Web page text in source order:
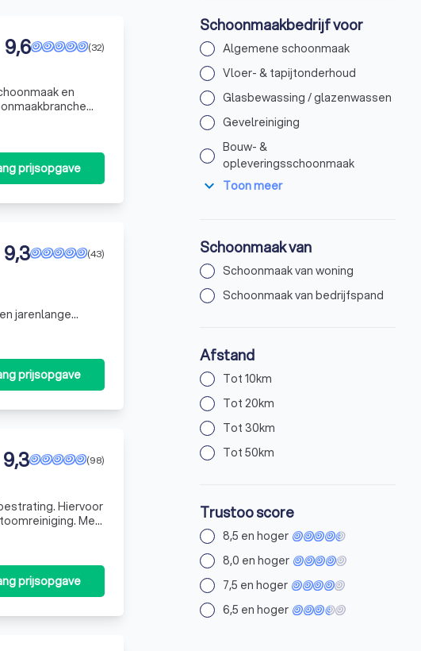
(32)
9,6
en
team van VCA-
prijsopgave
(43)
9,3
prijsopgave
(98)
9,3
Met
uw st
prijsopgave
Schoonmaakbedrijf voor
Algemene schoonmaak
Vloer- & tapijtonderhoud
Glasbewassing / glazenwassen
Gevelreiniging
Bouw- &
opleveringsschoonmaak
expand_more Toon meer
Schoonmaak van
Schoonmaak van woning
Schoonmaak van bedrijfspand
Afstand
Tot 10km
Tot 20km
Tot 30km
Tot 50km
Trustoo score
8,5 en hoger
8,0 en hoger
7,5 en hoger
6,5 en hoger